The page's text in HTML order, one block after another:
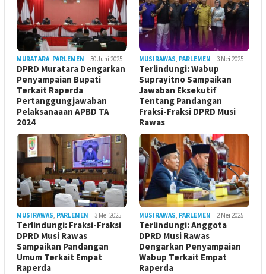
MURATARA PARLEMEN 30 Juni 2025
DPRD Muratara Dengarkan
Penyampaian Bupati
Terkait Raperda
Pertanggungjawaban
Pelaksanaaan APBD TA
2024
MUSIRAWAS PARLEMEN 3 Mei 2025
Terlindungi: Wabup
Suprayitno Sampaikan
Jawaban Eksekutif
Tentang Pandangan
Fraksi-Fraksi DPRD Musi
Rawas
MUSIRAWAS PARLEMEN 3 Mei 2025
Terlindungi: Fraksi-Fraksi
DPRD Musi Rawas
Sampaikan Pandangan
Umum Terkait Empat
Raperda
MUSIRAWAS PARLEMEN 2 Mei 2025
Terlindungi: Anggota
DPRD Musi Rawas
Dengarkan Penyampaian
Wabup Terkait Empat
Raperda